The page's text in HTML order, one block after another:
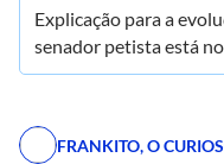
Explicação para a
senador petista está
FRANKITO, O